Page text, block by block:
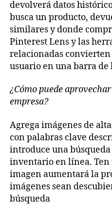
devolverá datos
busca un producto,
similares y donde
Pinterest Lens y las
relacionadas
usuario en una barra de
¿Cómo puede
empresa?
Agrega imágenes de
con palabras clave
introduce una
inventario en línea. Ten
imagen aumentará la
imágenes sean
búsqueda